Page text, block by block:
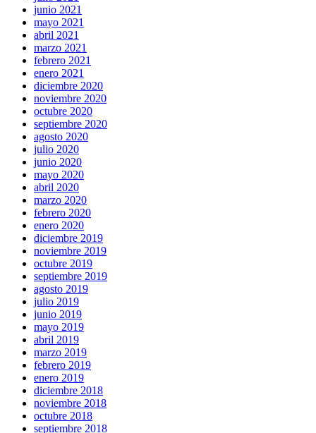
junio 2021
mayo 2021
abril 2021
marzo 2021
febrero 2021
enero 2021
diciembre 2020
noviembre 2020
octubre 2020
septiembre 2020
agosto 2020
julio 2020
junio 2020
mayo 2020
abril 2020
marzo 2020
febrero 2020
enero 2020
diciembre 2019
noviembre 2019
octubre 2019
septiembre 2019
agosto 2019
julio 2019
junio 2019
mayo 2019
abril 2019
marzo 2019
febrero 2019
enero 2019
diciembre 2018
noviembre 2018
octubre 2018
septiembre 2018